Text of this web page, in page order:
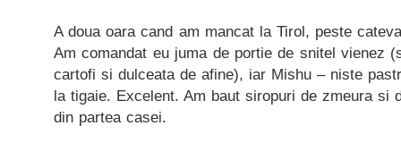
A doua oara cand am mancat la Tirol, peste
Am comandat eu juma de portie de snitel vienez
cartofi si dulceata de afine), iar Mishu – niste
la tigaie. Excelent. Am baut siropuri de zmeura si
din partea casei.